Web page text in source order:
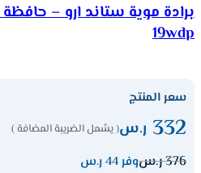
19wdp
سعر المنتج
332 ر.س( يشمل الضريبة المضافة )
376ر.سوفر 44 ر.س